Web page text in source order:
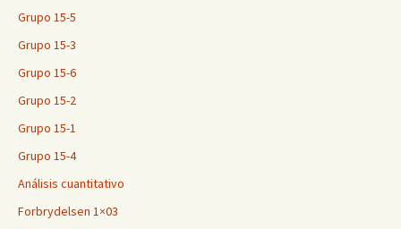
Grupo 15-5
Grupo 15-3
Grupo 15-6
Grupo 15-2
Grupo 15-1
Grupo 15-4
Análisis cuantitativo
Forbrydelsen 1×03